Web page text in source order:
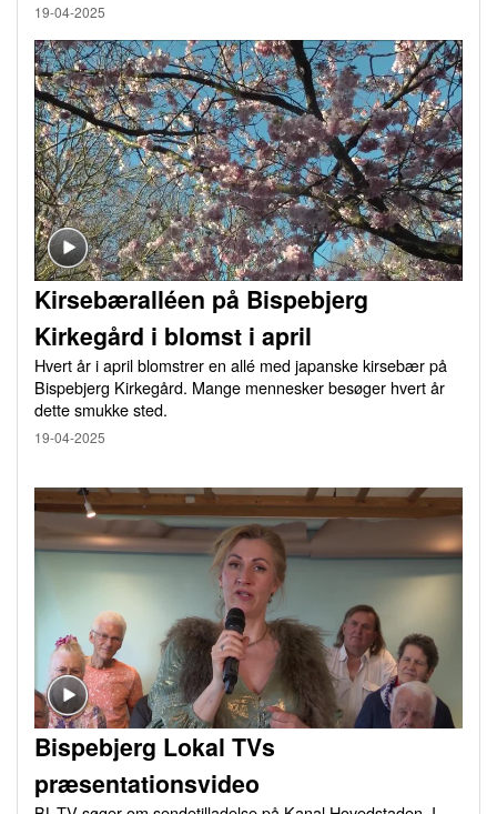
19-04-2025
Kirsebæralléen på Bispebjerg
Kirkegård i blomst i april
Hvert år i april blomstrer en allé med japanske kirsebær på
Bispebjerg Kirkegård. Mange mennesker besøger hvert år
dette smukke sted.
19-04-2025
Bispebjerg Lokal TVs
præsentationsvideo